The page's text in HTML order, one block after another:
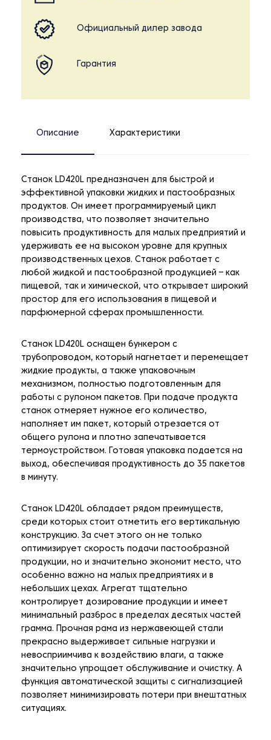
Официальный дилер завода
Гарантия
Описание Характеристики
Станок LD420L предназначен для быстрой и
эффективной упаковки жидких и пастообразных
продуктов. Он имеет программируемый цикл
производства, что позволяет значительно
повысить продуктивность для малых предприятий и
удерживать ее на высоком уровне для крупных
производственных цехов. Станок работает с
любой жидкой и пастообразной продукцией – как
пищевой, так и химической, что открывает широкий
простор для его использования в пищевой и
парфюмерной сферах промышленности.
Станок LD420L оснащен бункером с
трубопроводом, который нагнетает и перемещает
жидкие продукты, а также упаковочным
механизмом, полностью подготовленным для
работы с рулоном пакетов. При подаче продукта
станок отмеряет нужное его количество,
наполняет им пакет, который отрезается от
общего рулона и плотно запечатывается
термоустройством. Готовая упаковка подается на
выход, обеспечивая продуктивность до 35 пакетов
в минуту.
Станок LD420L обладает рядом преимуществ,
среди которых стоит отметить его вертикальную
конструкцию. За счет этого он не только
оптимизирует скорость подачи пастообразной
продукции, но и значительно экономит место, что
особенно важно на малых предприятиях и в
небольших цехах. Агрегат тщательно
контролирует дозирование продукции и имеет
минимальный разброс в пределах десятых частей
грамма. Прочная рама из нержавеющей стали
прекрасно выдерживает сильные нагрузки и
невосприимчива к воздействию влаги, а также
значительно упрощает обслуживание и очистку. А
функция автоматической защиты с сигнализацией
позволяет минимизировать потери при внештатных
ситуациях.